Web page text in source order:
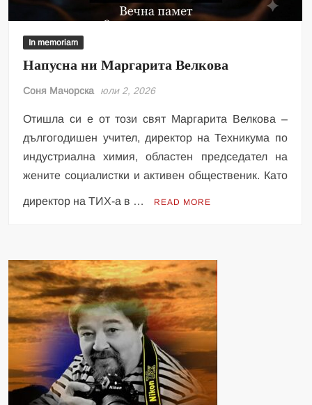
In memoriam
Напусна ни Маргарита Велкова
Соня Мачорска юли 2, 2026
Отишла си е от този свят Маргарита Велкова –
дългогодишен учител, директор на Техникума по
индустриална химия, областен председател на
жените социалистки и активен общественик. Като
директор на ТИХ-а в … READ MORE